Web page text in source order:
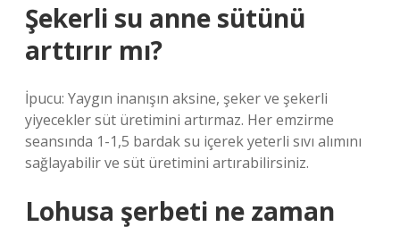
Şekerli su anne sütünü
arttırır mı?
İpucu: Yaygın inanışın aksine, şeker ve şekerli
yiyecekler süt üretimini artırmaz. Her emzirme
seansında 1-1,5 bardak su içerek yeterli sıvı alımını
sağlayabilir ve süt üretimini artırabilirsiniz.
Lohusa şerbeti ne zaman